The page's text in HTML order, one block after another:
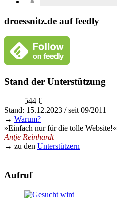
droessnitz.de auf feedly
Stand der Unterstützung
544 €
Stand: 15.12.2023 / seit 09/2011
→ Warum?
»Einfach nur für die tolle Website!«
Antje Reinhardt
→ zu den Unterstützern
Aufruf